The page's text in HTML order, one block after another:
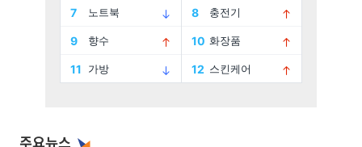
주요뉴스